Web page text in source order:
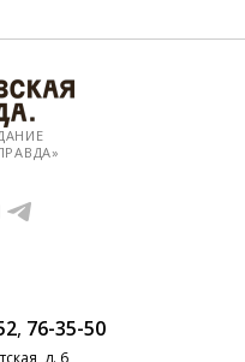
, 76-35-50